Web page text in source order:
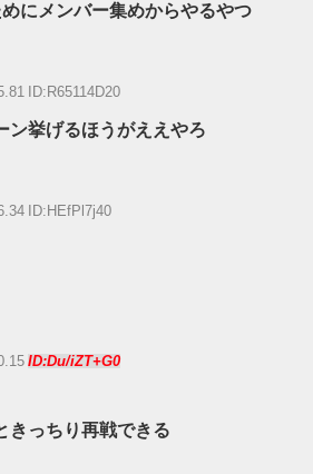
にメンバー集めからやるやつ
ID:R65114D20
ン挙げるほうがええやろ
ID:HEfPl7j40
ID:Du/iZT+G0
きっちり再戦できる